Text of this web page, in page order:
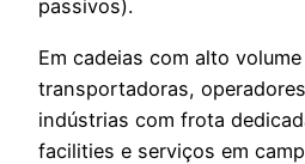
passivos).
Em cadeias com alto
transportadoras,
indústrias com frota
facilities e serviços em